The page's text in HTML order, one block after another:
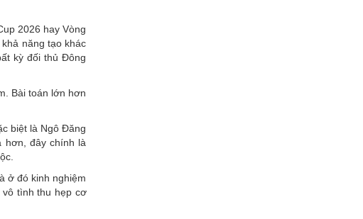
2026 hay Vòng
năng tạo khác
kỳ đối thủ Đông
Bài toán lớn hơn
biệt là Ngô Đăng
hơn, đây chính là
ở đó kinh nghiệm
tình thu hẹp cơ